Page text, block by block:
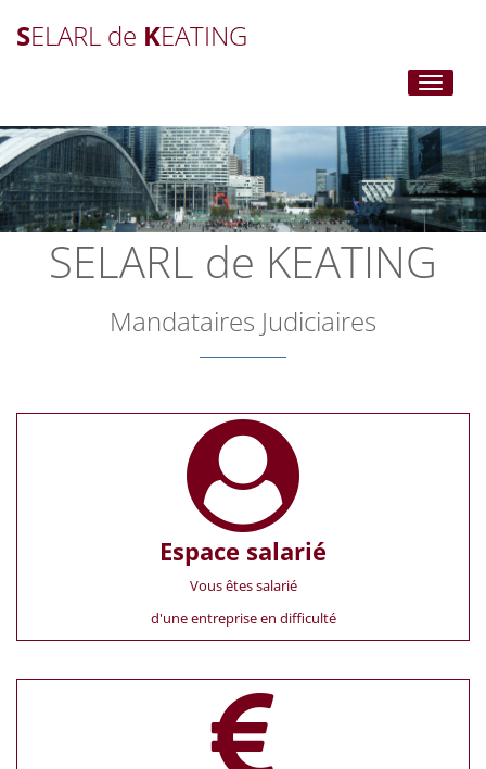
SELARL de KEATING
Toggle
SELARL de KEATING
Mandataires Judiciaires
Espace salarié
Vous êtes salarié
d'une entreprise en difficulté